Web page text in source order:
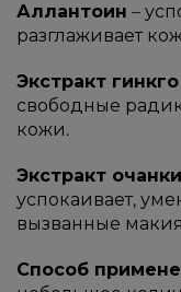
Аллантоин –
разглаживает
Экстракт
свободные
кожи.
Экстракт
успокаивает,
вызванные
Способ